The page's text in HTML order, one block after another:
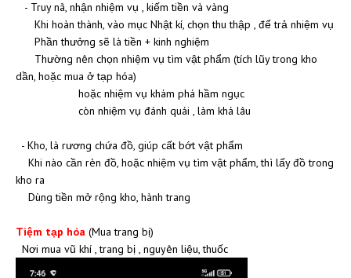
- Truy nã, nhận nhiệm vụ , kiếm tiền và vàng
Khi hoàn thành, vào mục Nhật kí, chọn thu thập , để trả nhiệm vụ
Phần thưởng sẽ là tiền + kinh nghiệm
Thường nên chọn nhiệm vụ tìm vật phẩm (tích lũy trong kho
dần, hoặc mua ở tạp hóa)
hoặc nhiệm vụ khám phá hầm ngục
còn nhiệm vụ đánh quái , làm khá lâu
- Kho, là rương chứa đồ, giúp cất bớt vật phẩm
Khi nào cần rèn đồ, hoặc nhiệm vụ tìm vật phẩm, thì lấy đồ trong
kho ra
Dùng tiền mở rộng kho, hành trang
Tiệm tạp hóa (Mua trang bị)
Nơi mua vũ khí , trang bị , nguyên liệu, thuốc